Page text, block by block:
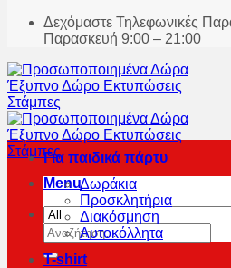
Δεχόμαστε Τηλεφωνικές
Παρασκευή 9:00 – 21:00
Menu
Αναζήτηση
για:
Για παιδικά πάρτυ
Δωράκια
Προσκλητήρια
Διακόσμηση
Αυτοκόλλητα
T-shirt